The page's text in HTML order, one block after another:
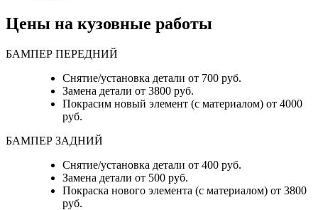
Цены на кузовные работы
БАМПЕР ПЕРЕДНИЙ
Снятие/установка детали от 700 руб.
Замена детали от 3800 руб.
Покрасим новый элемент (с материалом) от 4000
руб.
БАМПЕР ЗАДНИЙ
Снятие/установка детали от 400 руб.
Замена детали от 500 руб.
Покраска нового элемента (с материалом) от 3800
руб.